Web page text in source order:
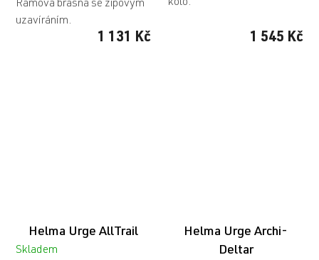
1 131 Kč
Rámová brašna se zipovým
uzavíráním.
1 545 Kč
kolo.
Helma Urge AllTrail
Skladem
Helma Urge Archi-
Deltar